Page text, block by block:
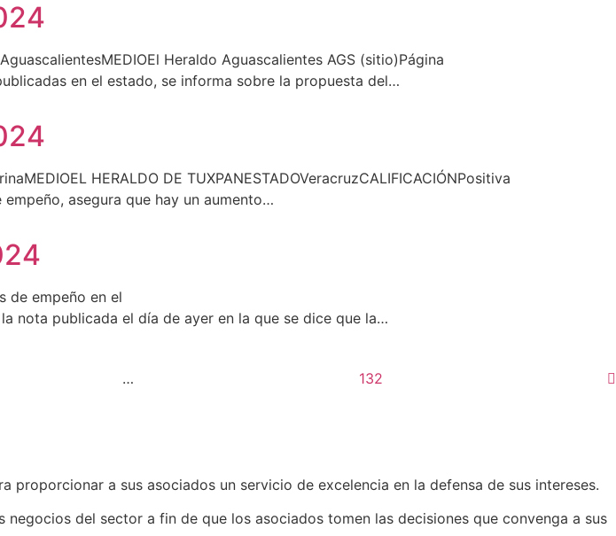
Heraldo Aguascalientes AGS (sitio)Página
en el estado, se informa sobre la propuesta del…
HERALDO DE TUXPANESTADOVeracruzCALIFICACIÓNPositiva
asegura que hay un aumento…
de empeño en el
la nota publicada el día de ayer en la que se dice que la…
… 132
a sus asociados un servicio de excelencia en la defensa de sus intereses.
del sector a fin de que los asociados tomen las decisiones que convenga a sus